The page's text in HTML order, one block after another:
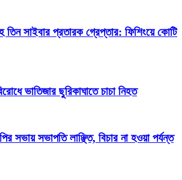
তিন সাইবার প্রতারক গ্রেপ্তার: ফিশিংয়ে কোটি
ভাতিজার ছুরিকাঘাতে চাচা নিহত
সভায় সভাপতি লাঞ্ছিত, বিচার না হওয়া পর্যন্ত